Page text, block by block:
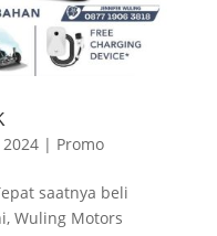
2024| Promo
saatnya beli
Wuling Motors